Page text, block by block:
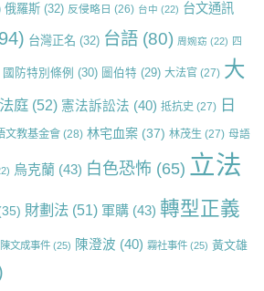
俄羅斯 (32) 反侵略日 (26) 台中 (22) 台文通訊
台灣正名 (32) 台語 (80) 周婉窈 (22) 四
國防特別條例 (30) 圖伯特 (29) 大法官 (27) 大
庭 (52) 憲法訴訟法 (40) 抵抗史 (27) 日
文教基金會 (28) 林宅血案 (37) 林茂生 (27) 母語
烏克蘭 (43) 白色恐怖 (65) 立法
財劃法 (51) 軍購 (43) 轉型正義
陳文成事件 (25) 陳澄波 (40) 霧社事件 (25) 黃文雄